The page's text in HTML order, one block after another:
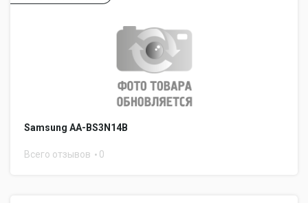
Samsung AA-BS3N14B
Всего отзывов 0